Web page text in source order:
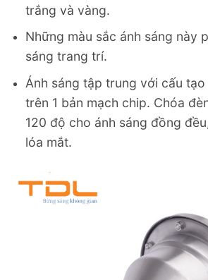
trắng và vàng.
Những màu sắc ánh sáng này
sáng trang trí.
Ánh sáng tập trung với cấu tạo
trên 1 bản mạch chip. Chóa
120 độ cho ánh sáng đồng
lóa mắt.